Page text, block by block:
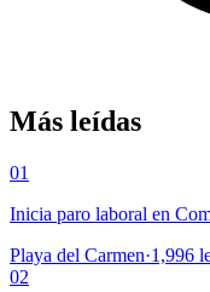
Más leídas
01
Inicia paro laboral en
Playa del Carmen·1,996
02